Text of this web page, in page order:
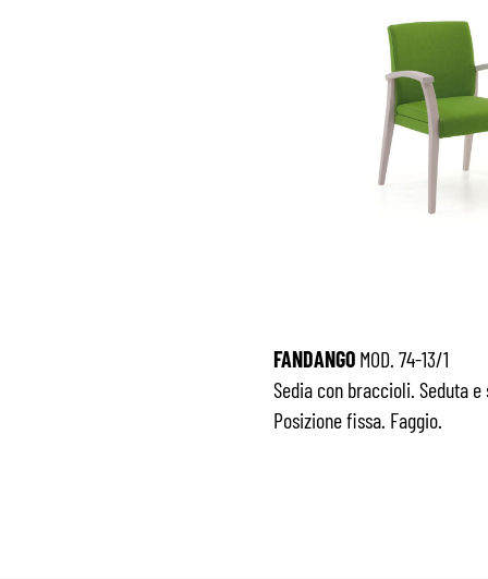
FANDANGOMOD. 74-13/1
Sedia con braccioli. Seduta
Posizione fissa. Faggio.